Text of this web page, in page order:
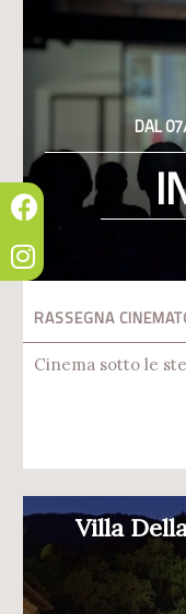
DAL
RASSEGNA
Cinema sotto le
Villa